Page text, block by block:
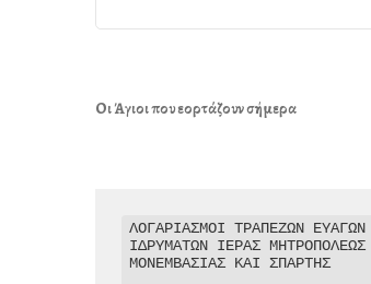
Οι Άγιοι που εορτάζουν σήμερα
ΛΟΓΑΡΙΑΣΜΟΙ ΤΡΑΠΕΖΩΝ ΕΥΑΓΩΝ
ΙΔΡΥΜΑΤΩΝ ΙΕΡΑΣ ΜΗΤΡΟΠΟΛΕΩΣ
ΜΟΝΕΜΒΑΣΙΑΣ ΚΑΙ ΣΠΑΡΤΗΣ